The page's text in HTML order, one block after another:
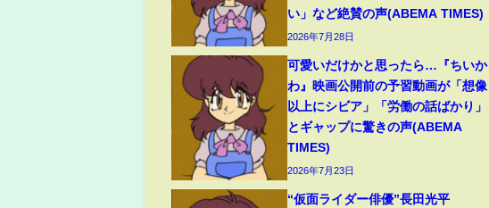
い」など絶賛の声(ABEMA TIMES)
2026年7月28日
可愛いだけかと思ったら…『ちいか
わ』映画公開前の予習動画が「想像
以上にシビア」「労働の話ばかり」
とギャップに驚きの声(ABEMA
TIMES)
2026年7月23日
“仮面ライダー俳優”長田光平